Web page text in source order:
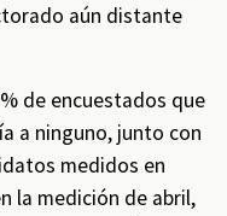
aún distante
de encuestados que
a ninguno, junto con
medidos en
la medición de abril,